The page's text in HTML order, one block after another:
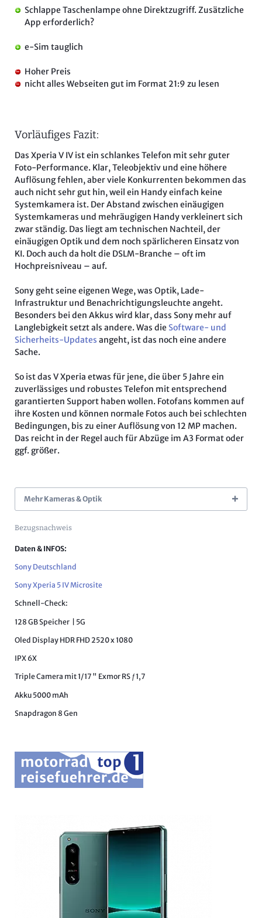
Schlappe Taschenlampe ohne Direktzugriff. Zusätzliche
App erforderlich?
e-Sim tauglich
Hoher Preis
nicht alles Webseiten gut im Format 21:9 zu lesen
Vorläufiges Fazit:
Das Xperia V IV ist ein schlankes Telefon mit sehr guter
Foto-Performance. Klar, Teleobjektiv und eine höhere
Auflösung fehlen, aber viele Konkurrenten bekommen das
auch nicht sehr gut hin, weil ein Handy einfach keine
Systemkamera ist. Der Abstand zwischen einäugigen
Systemkameras und mehräugigen Handy verkleinert sich
zwar ständig. Das liegt am technischen Nachteil, der
einäugigen Optik und dem noch spärlicheren Einsatz von
KI. Doch auch da holt die DSLM-Branche – oft im
Hochpreisniveau – auf.
Sony geht seine eigenen Wege, was Optik, Lade-
Infrastruktur und Benachrichtigungsleuchte angeht.
Besonders bei den Akkus wird klar, dass Sony mehr auf
Langlebigkeit setzt als andere. Was die Software- und
Sicherheits-Updates angeht, ist das noch eine andere
Sache.
So ist das V Xperia etwas für jene, die über 5 Jahre ein
zuverlässiges und robustes Telefon mit entsprechend
garantierten Support haben wollen. Fotofans kommen auf
ihre Kosten und können normale Fotos auch bei schlechten
Bedingungen, bis zu einer Auflösung von 12 MP machen.
Das reicht in der Regel auch für Abzüge im A3 Format oder
ggf. größer.
Mehr Kameras & Optik
Bezugsnachweis
Daten & INFOS:
Sony Deutschland
Sony Xperia 5 IV Microsite
Schnell-Check:
128 GB Speicher | 5G
Oled Display HDR FHD 2520 x 1080
IPX 6X
Triple Camera mit 1/17 " Exmor RS ƒ1,7
Akku 5000 mAh
Snapdragon 8 Gen